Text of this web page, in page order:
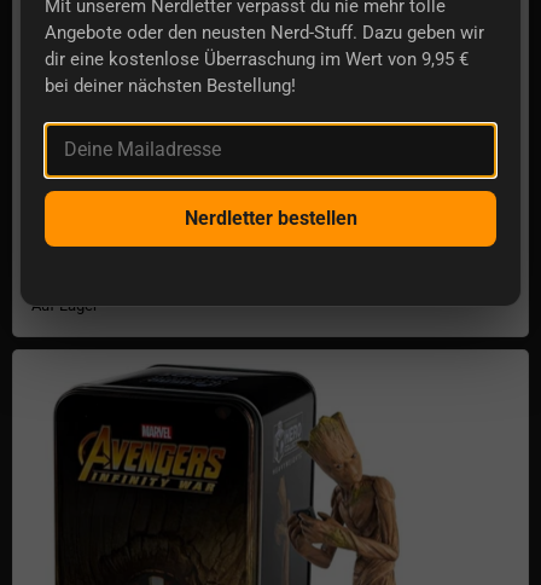
Marvel Fact Files Dauer-Kalender
Auf Lager
Marvel Hero Collection Heavyweights – Groot
Mit unserem Nerdletter verpasst du nie mehr tolle
Angebote oder den neusten Nerd-Stuff. Dazu geben wir
dir eine kostenlose Überraschung im Wert von 9,95 €
bei deiner nächsten Bestellung!
Deine Mailadresse
Nerdletter bestellen